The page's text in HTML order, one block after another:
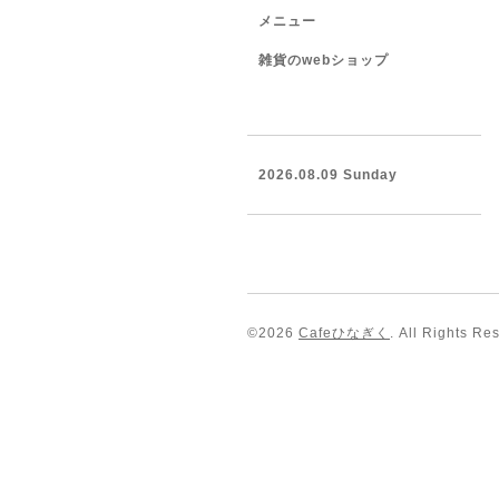
メニュー
雑貨のwebショップ
2026.08.09 Sunday
©2026 Cafeひなぎく . All Rights